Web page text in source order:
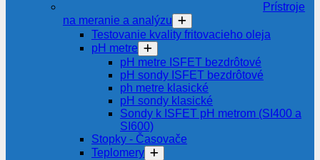
Prístroje
na meranie a analýzu
Testovanie kvality fritovacieho oleja
pH metre
pH metre ISFET bezdrôtové
pH sondy ISFET bezdrôtové
ph metre klasické
pH sondy klasické
Sondy k ISFET pH metrom (SI400 a
SI600)
Stopky - Časovače
Teplomery